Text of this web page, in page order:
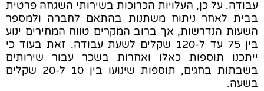
עבודה. על כן, העלויות הכרוכות בשירותי השגחה פרטית
בבית לאחר ניתוח משתנות בהתאם לחברה ולמספר
השעות הנדרשות, אך ברוב המקרים טווח המחירים ינוע
בין 75 עד ל-120 שקלים לשעת עבודה. זאת בעוד כי
ייתכנו תוספות כאלו ואחרות בשכר עבור שירותים
בשבתות בחגים, תוספות שינועו בין 10 ל-20 שקלים
בשעה.